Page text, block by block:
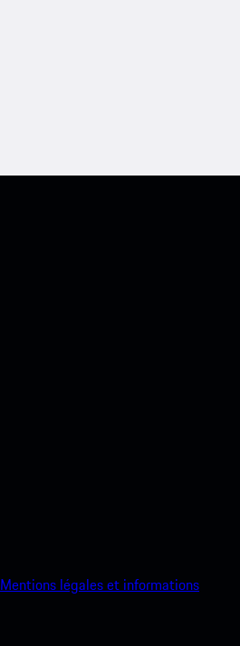
Mentions légales et informations